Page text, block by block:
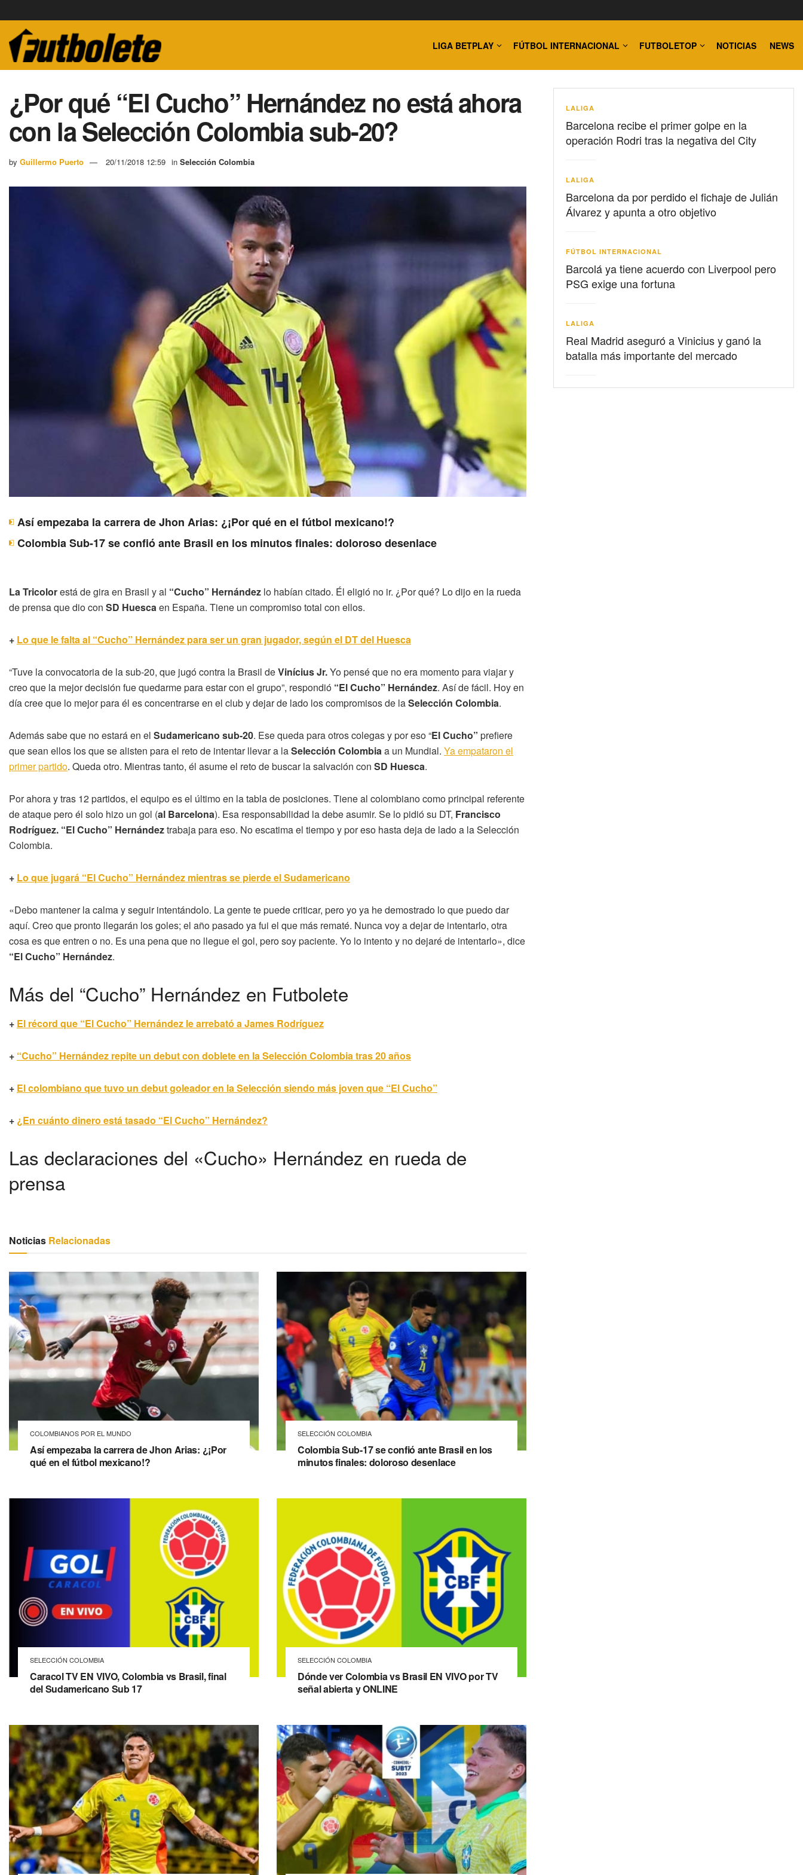
LIGA BETPLAY FÚTBOL INTERNACIONAL FUTBOLETOP NOTICIAS NEWS
¿Por qué “El Cucho” Hernández no está ahora
con la Selección Colombia sub-20?
by Guillermo Puerto 20/11/2018 12:59 in Selección Colombia
Así empezaba la carrera de Jhon Arias: ¿¡Por qué en el fútbol mexicano!?
Colombia Sub-17 se confió ante Brasil en los minutos finales: doloroso desenlace
La Tricolorestá de gira en Brasil y al “Cucho” Hernández lo habían citado. Él eligió no ir. ¿Por qué? Lo dijo en la rueda
de prensa que dio con SD Huescaen España. Tiene un compromiso total con ellos.
+ Lo que le falta al “Cucho” Hernández para ser un gran jugador, según el DT del Huesca
“Tuve la convocatoria de la sub-20, que jugó contra la Brasil deVinícius Jr.Yo pensé que no era momento para viajar y
creo que la mejor decisión fue quedarme para estar con el grupo”, respondió “El Cucho” Hernández. Así de fácil. Hoy en
día cree que lo mejor para él es concentrarse en el club y dejar de lado los compromisos de laSelección Colombia.
Además sabe que no estará en el Sudamericano sub-20. Ese queda para otros colegas y por eso “El Cucho” prefiere
que sean ellos los que se alisten para el reto de intentar llevar a laSelección Colombiaa un Mundial. Ya empataron el
primer partido. Queda otro. Mientras tanto, él asume el reto de buscar la salvación con SD Huesca.
Por ahora y tras 12 partidos, el equipo es el último en la tabla de posiciones. Tiene al colombiano como principal referente
de ataque pero él solo hizo un gol (al Barcelona). Esa responsabilidad la debe asumir. Se lo pidió su DT, Francisco
Rodríguez. “El Cucho” Hernándeztrabaja para eso. No escatima el tiempo y por eso hasta deja de lado a la Selección
Colombia.
+ Lo que jugará “El Cucho” Hernández mientras se pierde el Sudamericano
«Debo mantener la calma y seguir intentándolo. La gente te puede criticar, pero yo ya he demostrado lo que puedo dar
aquí. Creo que pronto llegarán los goles; el año pasado ya fui el que más rematé. Nunca voy a dejar de intentarlo, otra
cosa es que entren o no. Es una pena que no llegue el gol, pero soy paciente. Yo lo intento y no dejaré de intentarlo», dice
“El Cucho” Hernández.
Más del “Cucho” Hernández en Futbolete
+ El récord que “El Cucho” Hernández le arrebató a James Rodríguez
+ “Cucho” Hernández repite un debut con doblete en la Selección Colombia tras 20 años
+ El colombiano que tuvo un debut goleador en la Selección siendo más joven que “El Cucho”
+ ¿En cuánto dinero está tasado “El Cucho” Hernández?
Las declaraciones del «Cucho» Hernández en rueda de
prensa
Noticias Relacionadas
COLOMBIANOS POR EL MUNDO
Así empezaba la carrera de Jhon Arias: ¿¡Por
qué en el fútbol mexicano!?
SELECCIÓN COLOMBIA
Colombia Sub-17 se confió ante Brasil en los
minutos finales: doloroso desenlace
SELECCIÓN COLOMBIA
Caracol TV EN VIVO, Colombia vs Brasil, final
del Sudamericano Sub 17
SELECCIÓN COLOMBIA
Dónde ver Colombia vs Brasil EN VIVO por TV
señal abierta y ONLINE
LALIGA
Barcelona recibe el primer golpe en la
operación Rodri tras la negativa del City
LALIGA
Barcelona da por perdido el fichaje de Julián
Álvarez y apunta a otro objetivo
FÚTBOL INTERNACIONAL
Barcolá ya tiene acuerdo con Liverpool pero
PSG exige una fortuna
LALIGA
Real Madrid aseguró a Vinicius y ganó la
batalla más importante del mercado